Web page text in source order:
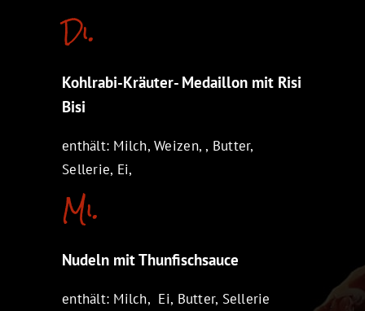
Di.
Kohlrabi-Kräuter- Medaillon mit Risi
Bisi
enthält: Milch, Weizen, , Butter,
Sellerie, Ei,
Mi.
Nudeln mit Thunfischsauce
enthält: Milch, Ei, Butter, Sellerie